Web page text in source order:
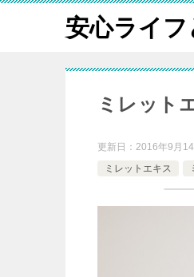
安心ライ
ミレット
更新日： 2016年9月14
ミレットエキス